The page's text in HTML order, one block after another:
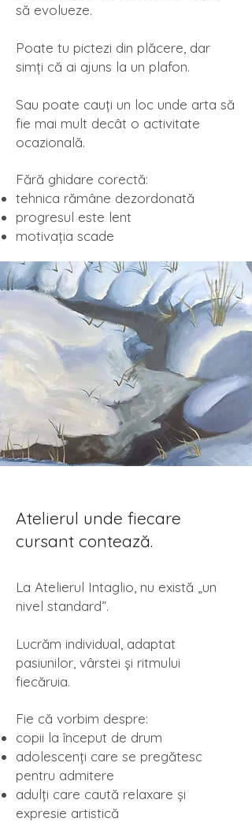
să evolueze.
Poate tu pictezi din plăcere, dar
simți că ai ajuns la un plafon.
Sau poate cauți un loc unde arta să
fie mai mult decât o activitate
ocazională.
Fără ghidare corectă:
tehnica rămâne dezordonată
progresul este lent
motivația scade
Atelierul unde fiecare
cursant contează.
La Atelierul Intaglio, nu există „un
nivel standard”.
Lucrăm individual, adaptat
pasiunilor, vârstei și ritmului
fiecăruia.
Fie că vorbim despre:
copii la început de drum
adolescenți care se pregătesc
pentru admitere
adulți care caută relaxare și
expresie artistică